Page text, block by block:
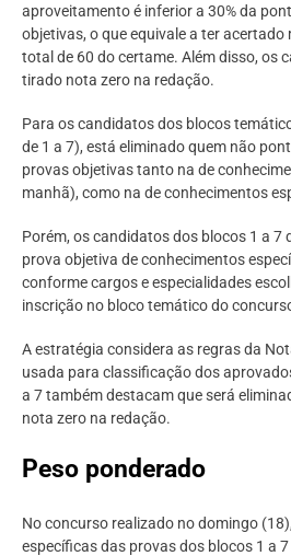
aproveitamento é inferior a 30% da
objetivas, o que equivale a ter acertado
total de 60 do certame. Além disso, os
tirado nota zero na redação.
Para os candidatos dos blocos
de 1 a 7), está eliminado quem não
provas objetivas tanto na de
manhã), como na de conhecimentos
Porém, os candidatos dos blocos 1 a 7
prova objetiva de conhecimentos
conforme cargos e especialidades
inscrição no bloco temático do
A estratégia considera as regras da
usada para classificação dos
a 7 também destacam que será
nota zero na redação.
Peso ponderado
No concurso realizado no domingo
específicas das provas dos blocos 1 a